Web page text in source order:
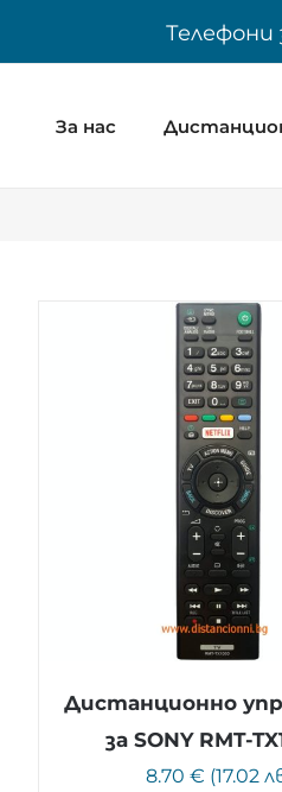
Телефони
За нас
Дистанционно
за SONY RMT-
8.70 € (17.02